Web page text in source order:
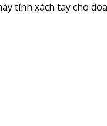
tính xách tay cho